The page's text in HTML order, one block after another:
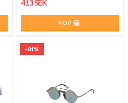
413 SEK
KÖP
- 81%